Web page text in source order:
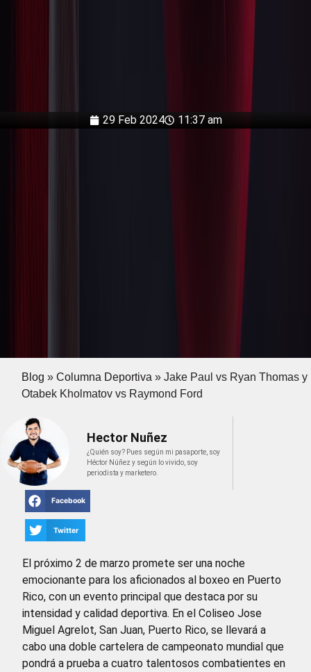
29 Feb 2024 11:37 am
Blog »Columna Deportiva »Jake Paul vs Ryan Thomas y
Otabek Kholmatov vs Raymond Ford
Hector Nuñez
¿Quién soy? Pues según mi pasaporte, soy
Héctor Núñez y según lo vivido, soy
periodista y marketero.
Facebook
Twitter
El próximo 2 de marzo promete ser una noche
emocionante para los aficionados al boxeo en Puerto
Rico, con un evento principal que destaca por su
intensidad y calidad deportiva. En el Coliseo Jose
Miguel Agrelot, San Juan, Puerto Rico, se llevará a
cabo una doble cartelera de campeonato mundial que
pondrá a prueba a cuatro talentosos combatientes en